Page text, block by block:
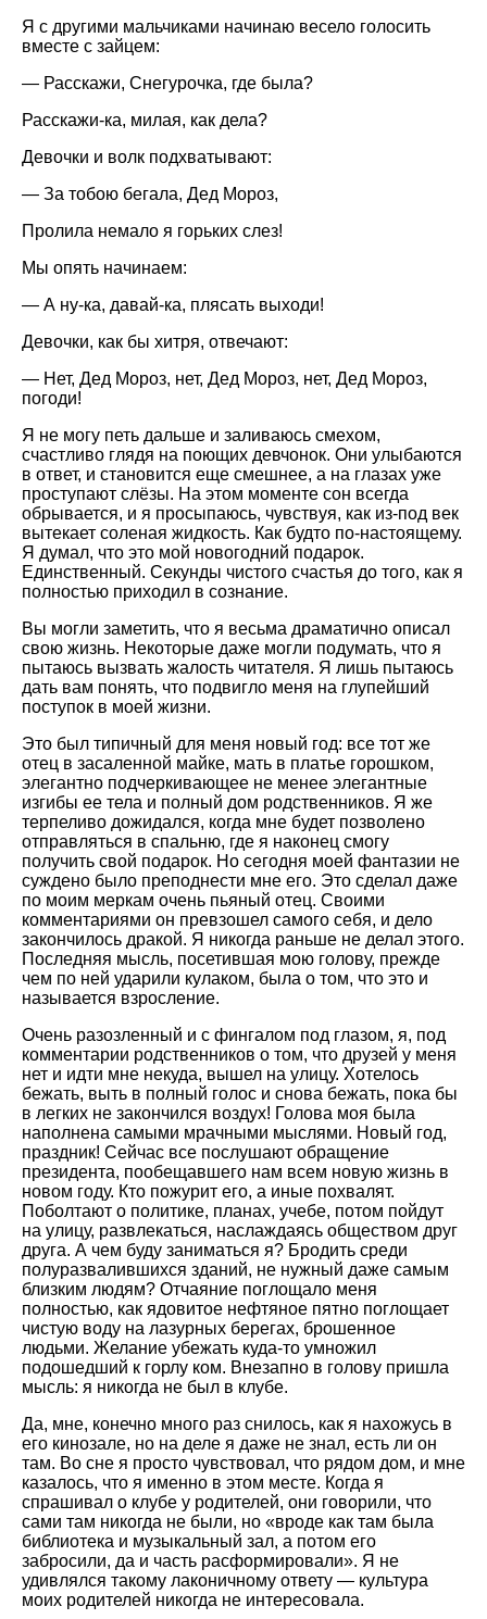
Я с другими мальчиками начинаю весело голосить
вместе с зайцем:
— Расскажи, Снегурочка, где была?
Расскажи-ка, милая, как дела?
Девочки и волк подхватывают:
— За тобою бегала, Дед Мороз,
Пролила немало я горьких слез!
Мы опять начинаем:
— А ну-ка, давай-ка, плясать выходи!
Девочки, как бы хитря, отвечают:
— Нет, Дед Мороз, нет, Дед Мороз, нет, Дед Мороз,
погоди!
Я не могу петь дальше и заливаюсь смехом,
счастливо глядя на поющих девчонок. Они улыбаются
в ответ, и становится еще смешнее, а на глазах уже
проступают слёзы. На этом моменте сон всегда
обрывается, и я просыпаюсь, чувствуя, как из-под век
вытекает соленая жидкость. Как будто по-настоящему.
Я думал, что это мой новогодний подарок.
Единственный. Секунды чистого счастья до того, как я
полностью приходил в сознание.
Вы могли заметить, что я весьма драматично описал
свою жизнь. Некоторые даже могли подумать, что я
пытаюсь вызвать жалость читателя. Я лишь пытаюсь
дать вам понять, что подвигло меня на глупейший
поступок в моей жизни.
Это был типичный для меня новый год: все тот же
отец в засаленной майке, мать в платье горошком,
элегантно подчеркивающее не менее элегантные
изгибы ее тела и полный дом родственников. Я же
терпеливо дожидался, когда мне будет позволено
отправляться в спальню, где я наконец смогу
получить свой подарок. Но сегодня моей фантазии не
суждено было преподнести мне его. Это сделал даже
по моим меркам очень пьяный отец. Своими
комментариями он превзошел самого себя, и дело
закончилось дракой. Я никогда раньше не делал этого.
Последняя мысль, посетившая мою голову, прежде
чем по ней ударили кулаком, была о том, что это и
называется взросление.
Очень разозленный и с фингалом под глазом, я, под
комментарии родственников о том, что друзей у меня
нет и идти мне некуда, вышел на улицу. Хотелось
бежать, выть в полный голос и снова бежать, пока бы
в легких не закончился воздух! Голова моя была
наполнена самыми мрачными мыслями. Новый год,
праздник! Сейчас все послушают обращение
президента, пообещавшего нам всем новую жизнь в
новом году. Кто пожурит его, а иные похвалят.
Поболтают о политике, планах, учебе, потом пойдут
на улицу, развлекаться, наслаждаясь обществом друг
друга. А чем буду заниматься я? Бродить среди
полуразвалившихся зданий, не нужный даже самым
близким людям? Отчаяние поглощало меня
полностью, как ядовитое нефтяное пятно поглощает
чистую воду на лазурных берегах, брошенное
людьми. Желание убежать куда-то умножил
подошедший к горлу ком. Внезапно в голову пришла
мысль: я никогда не был в клубе.
Да, мне, конечно много раз снилось, как я нахожусь в
его кинозале, но на деле я даже не знал, есть ли он
там. Во сне я просто чувствовал, что рядом дом, и мне
казалось, что я именно в этом месте. Когда я
спрашивал о клубе у родителей, они говорили, что
сами там никогда не были, но «вроде как там была
библиотека и музыкальный зал, а потом его
забросили, да и часть расформировали». Я не
удивлялся такому лаконичному ответу — культура
моих родителей никогда не интересовала.